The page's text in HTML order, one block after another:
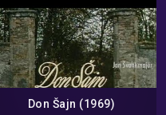
Don Šajn (1969)